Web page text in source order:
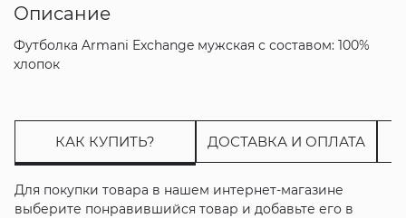
Описание
Футболка Armani Exchange мужская с составом: 100%
хлопок
КАК КУПИТЬ? ДОСТАВКА И ОПЛАТА
Для покупки товара в нашем интернет-магазине
выберите понравившийся товар и добавьте его в